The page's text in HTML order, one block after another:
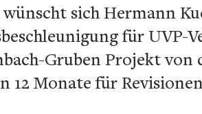
sich Hermann
für UVP-
Gruben Projekt
12 Monate für